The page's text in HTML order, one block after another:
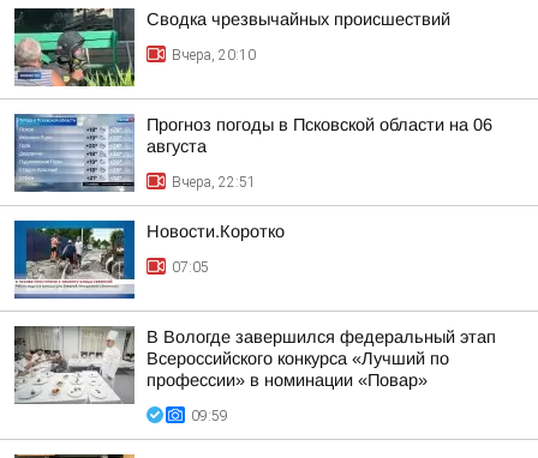
Сводка чрезвычайных происшествий
Вчера, 20:10
Прогноз погоды в Псковской области на 06
августа
Вчера, 22:51
Новости.Коротко
07:05
В Вологде завершился федеральный этап
Всероссийского конкурса «Лучший по
профессии» в номинации «Повар»
09:59